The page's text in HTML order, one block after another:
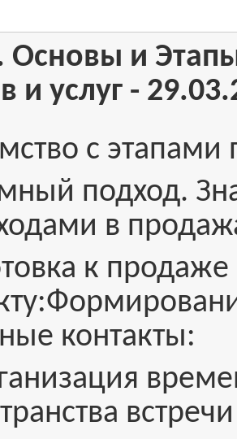
Основы и
и услуг -
с
подход.
в
к
контакты: